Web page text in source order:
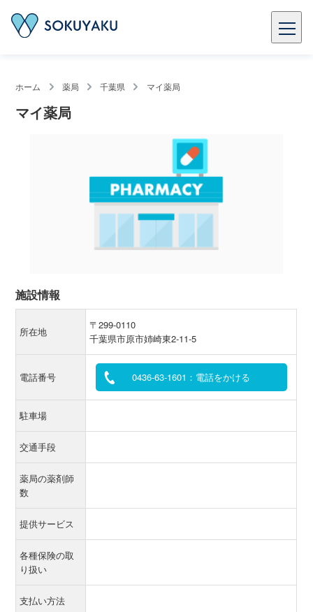
ホーム 薬局 千葉県 マイ薬局
マイ薬局
施設情報
所在地
〒299-0110
千葉県市原市姉崎東2-11-5
電話番号 0436-63-1601：電話をかける
駐車場
交通手段
薬局の薬剤師
数
提供サービス
各種保険の取
り扱い
支払い方法